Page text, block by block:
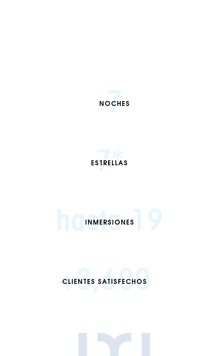
7
NOCHES
7*
ESTRELLAS
hasta 19
INMERSIONES
+3,600
CLIENTES SATISFECHOS